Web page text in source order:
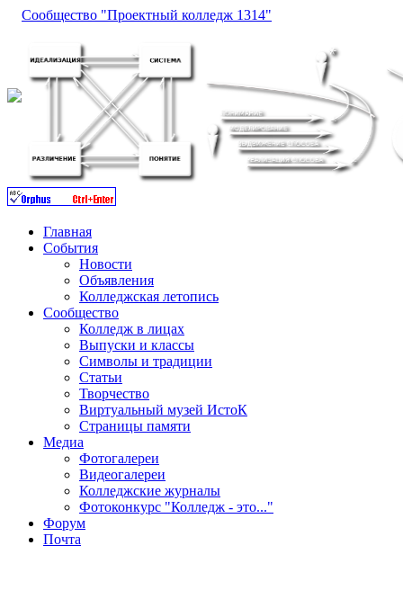
Сообщество "Проектный колледж 1314"
Главная
События
Новости
Объявления
Колледжская летопись
Сообщество
Колледж в лицах
Выпуски и классы
Символы и традиции
Статьи
Творчество
Виртуальный музей ИстоК
Страницы памяти
Медиа
Фотогалереи
Видеогалереи
Колледжские журналы
Фотоконкурс "Колледж - это..."
Форум
Почта